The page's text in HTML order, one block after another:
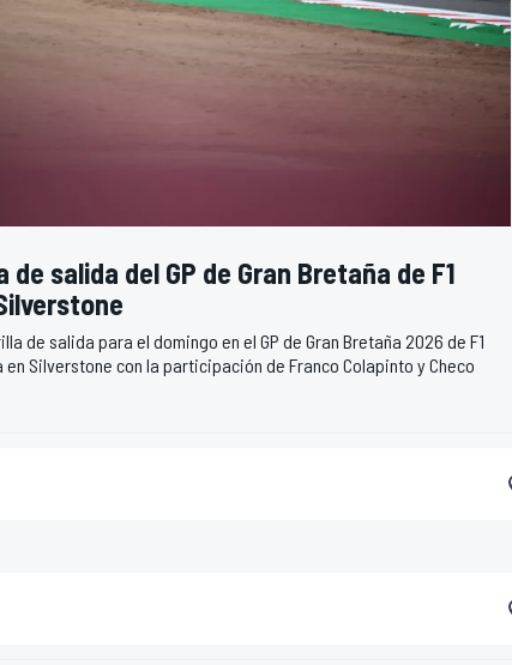
de salida del GP de Gran Bretaña de F1
de salida para el domingo en el GP de Gran Bretaña 2026 de F1
Silverstone con la participación de Franco Colapinto y Checo